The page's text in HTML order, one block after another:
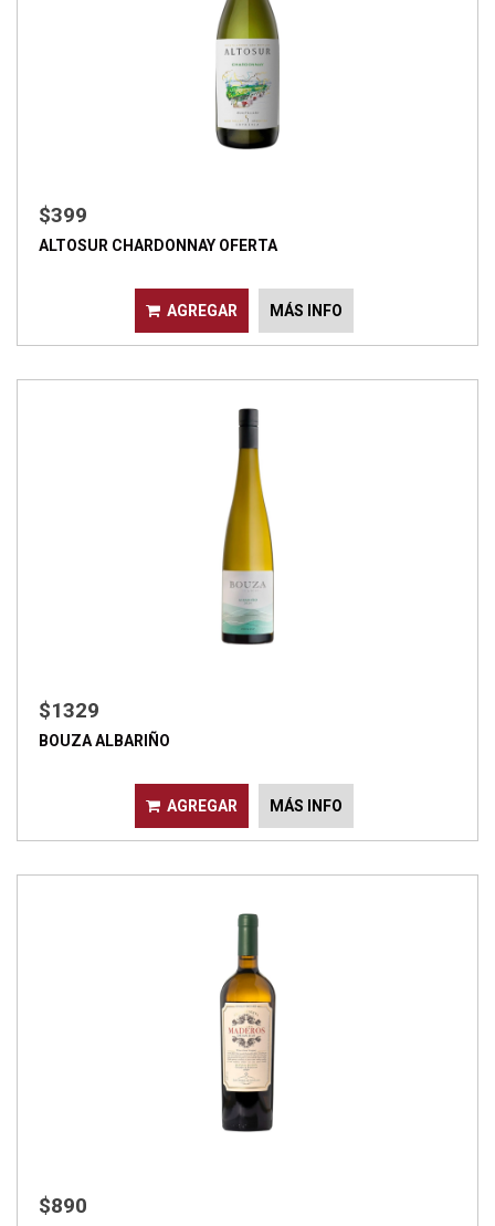
$399
ALTOSUR CHARDONNAY OFERTA
AGREGAR MÁS INFO
$1329
BOUZA ALBARIÑO
AGREGAR MÁS INFO
$890